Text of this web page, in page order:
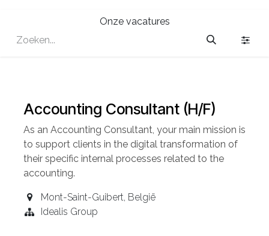
Onze vacatures
Accounting Consultant (H/F)
As an Accounting Consultant, your main mission is
to support clients in the digital transformation of
their specific internal processes related to the
accounting.
Mont-Saint-Guibert, België
Idealis Group